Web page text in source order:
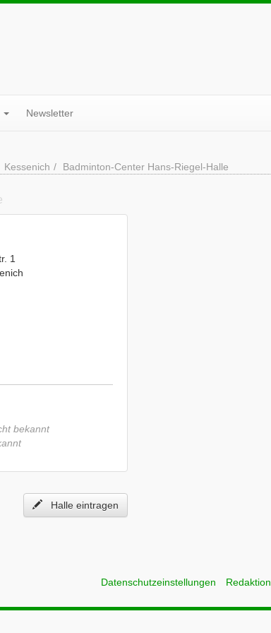
Newsletter
Kessenich Badminton-Center Hans-Riegel-Halle
1
bekannt
Halle eintragen
Datenschutzeinstellungen Redaktion